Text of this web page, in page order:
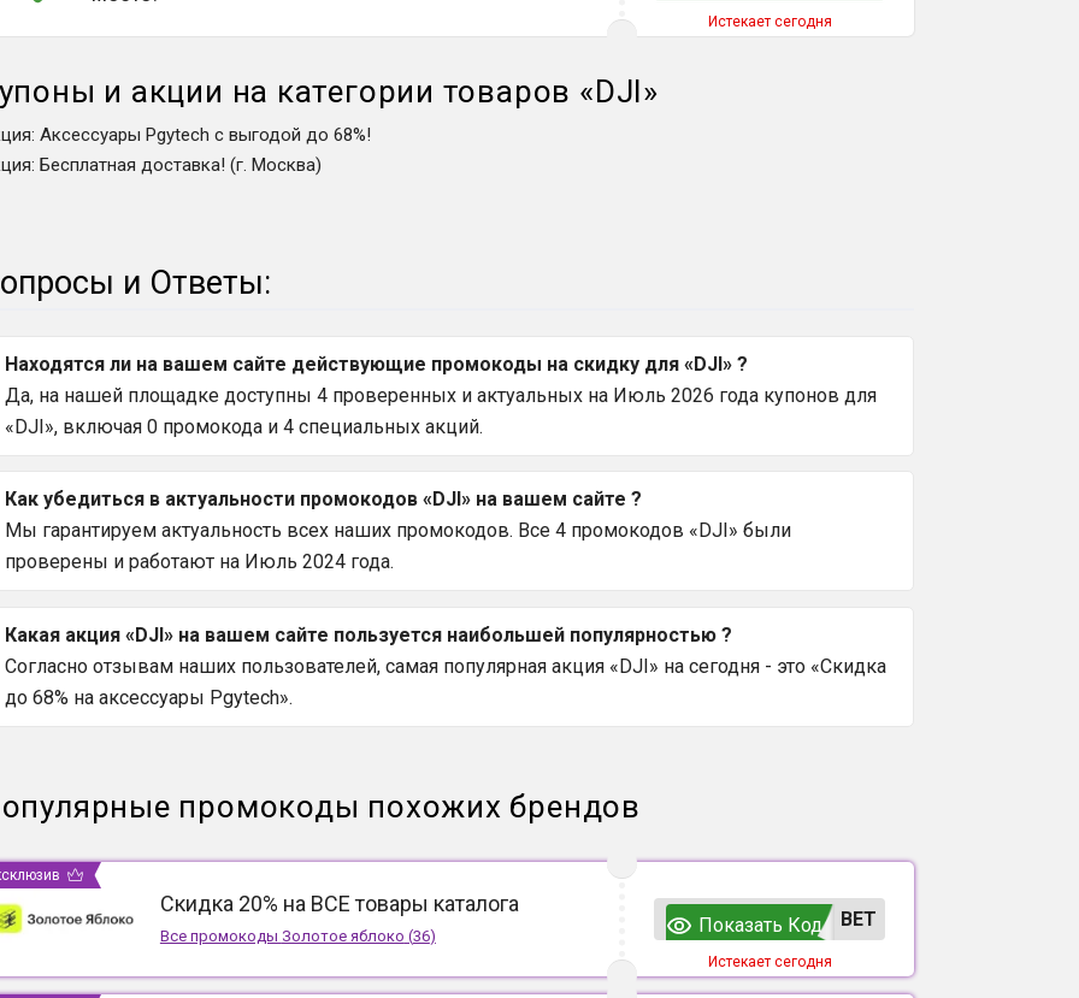
Истекает сегодня
и акции на категории товаров «DJI»
: Аксессуары Pgytech с выгодой до 68%!
: Бесплатная доставка! (г. Москва)
и Ответы:
Находятся ли на вашем сайте действующие промокоды на скидку для «DJI» ?
Да, на нашей площадке доступны 4 проверенных и актуальных на Июль 2026 года купонов для
«DJI», включая 0 промокода и 4 специальных акций.
Как убедиться в актуальности промокодов «DJI» на вашем сайте ?
Мы гарантируем актуальность всех наших промокодов. Все 4 промокодов «DJI» были
проверены и работают на Июль 2024 года.
Какая акция «DJI» на вашем сайте пользуется наибольшей популярностью ?
Согласно отзывам наших пользователей, самая популярная акция «DJI» на сегодня - это «Скидка
до 68% на аксессуары Pgytech».
промокоды похожих брендов
Скидка 20% на ВСЕ товары каталога
Все промокоды Золотое яблоко (36)
ВЕТ
Показать Код
Истекает сегодня